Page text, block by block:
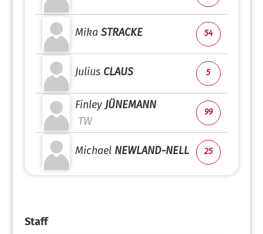
Mika STRACKE 54
Julius CLAUS 5
Finley JÜNEMANN
TW
99
Michael NEWLAND-NELL 25
Staff